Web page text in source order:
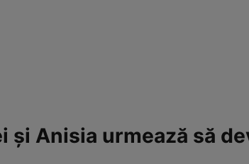
și Anisia urmează să